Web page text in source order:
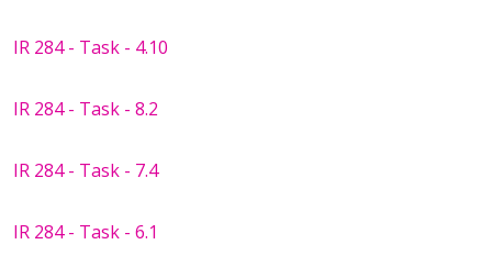
IR 284 - Task - 4.10
IR 284 - Task - 8.2
IR 284 - Task - 7.4
IR 284 - Task - 6.1